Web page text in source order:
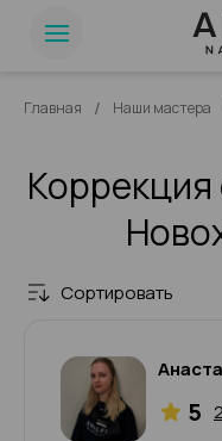
Главная / Наши мастера
Коррекция
Сортировать
5